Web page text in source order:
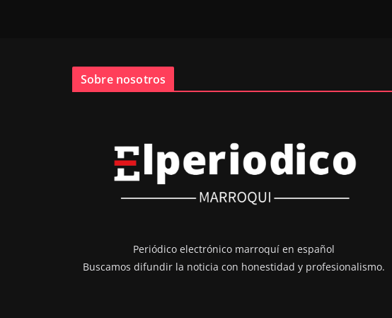
Sobre nosotros
Periódico electrónico marroquí en español
Buscamos difundir la noticia con honestidad y profesionalismo.